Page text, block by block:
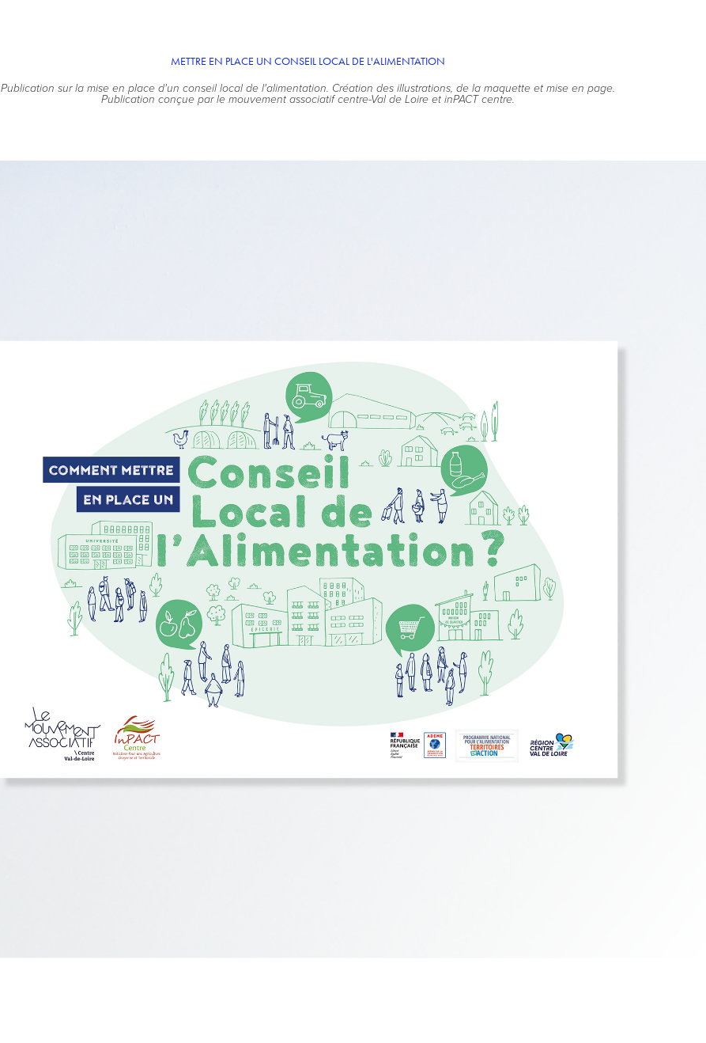
METTRE EN PLACE UN CONSEIL LOCAL DE L'ALIMENTATION
Publication sur la mise en place d'un conseil local de l'alimentation. Création des illustrations, de la maquette et mise en page.
Publication conçue par le mouvement associatif centre-Val de Loire et inPACT centre.